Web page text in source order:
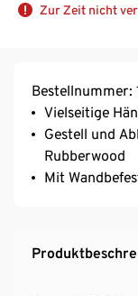
Zur Zeit nicht
Bestellnummer:
Vielseitige
Gestell und
Rubberwood
Mit